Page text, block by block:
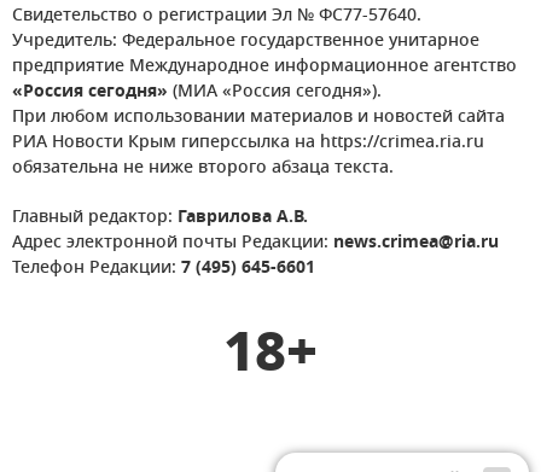
Свидетельство о регистрации Эл № ФС77-57640.
Учредитель: Федеральное государственное унитарное
предприятие Международное информационное агентство
«Россия сегодня» (МИА «Россия сегодня»).
При любом использовании материалов и новостей сайта
РИА Новости Крым гиперссылка на https://crimea.ria.ru
обязательна не ниже второго абзаца текста.
Главный редактор: Гаврилова А.В.
Адрес электронной почты Редакции: news.crimea@ria.ru
Телефон Редакции: 7 (495) 645-6601
18+